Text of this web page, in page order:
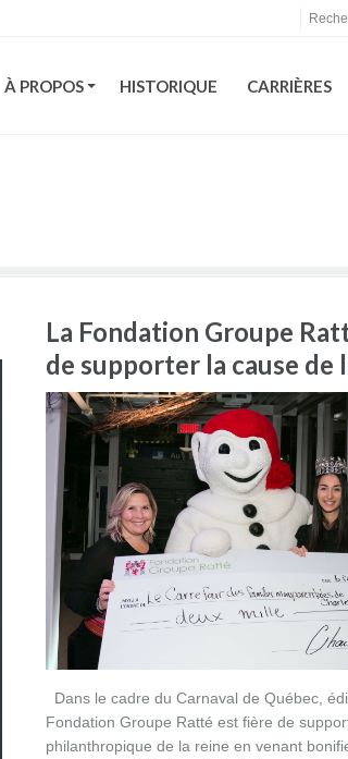
À PROPOS HISTORIQUE CARRIÈRES
La Fondation Groupe
de supporter la cause de
Dans le cadre du Carnaval de Québec,
Fondation Groupe Ratté est fière de
philanthropique de la reine en venant